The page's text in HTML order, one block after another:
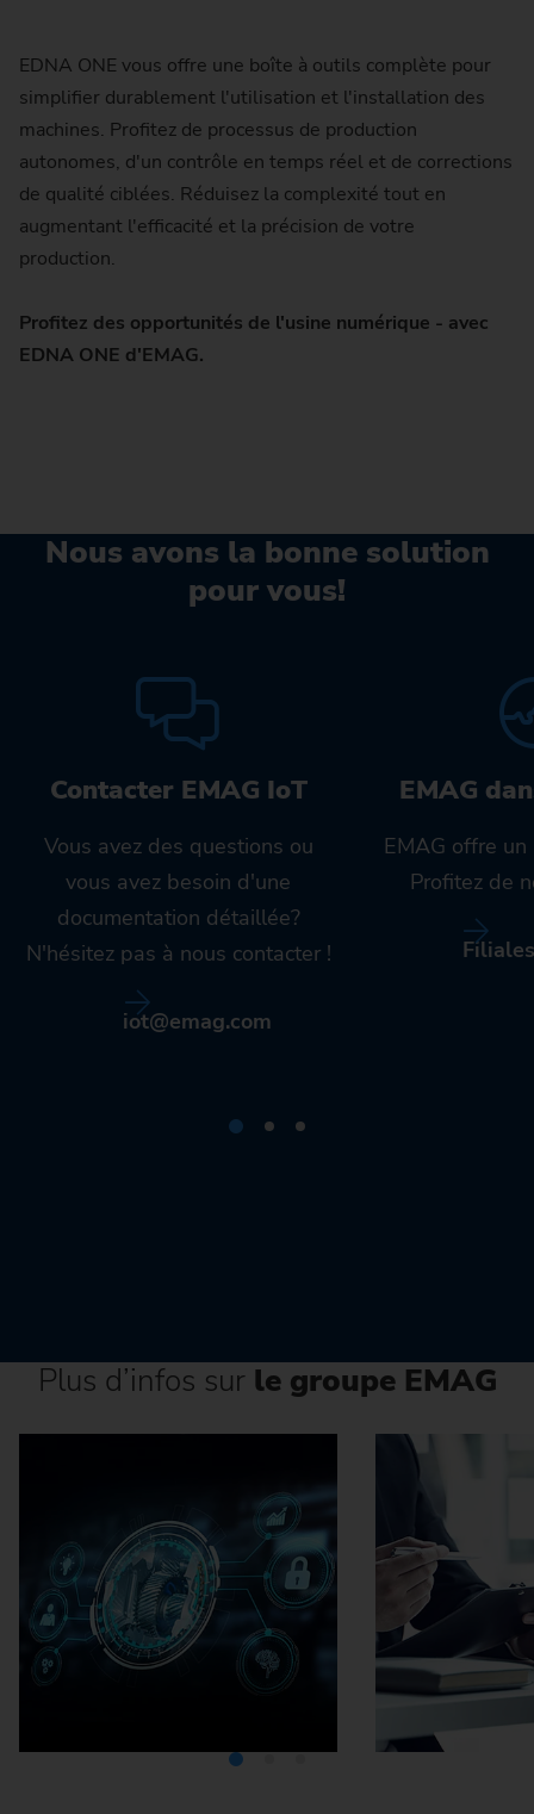
EDNA ONE vous offre une boîte à outils complète pour
simplifier durablement l'utilisation et l'installation des
machines. Profitez de processus de production
autonomes, d'un contrôle en temps réel et de corrections
de qualité ciblées. Réduisez la complexité tout en
augmentant l'efficacité et la précision de votre
production.
Profitez des opportunités de l'usine numérique - avec
EDNA ONE d'EMAG.
Nous avons la bonne solution
pour vous!
Contacter EMAG IoT
Vous avez des questions ou
vous avez besoin d'une
documentation détaillée?
N'hésitez pas à nous contacter !
iot@emag.com
EMAG
EMAG offre
Profitez de
Plus d’infos sur le groupe EMAG